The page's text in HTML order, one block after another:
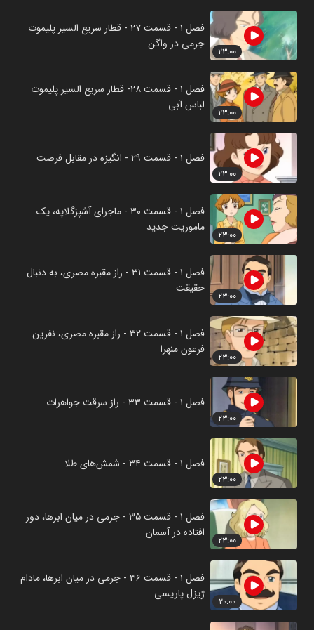
۲۳:۰۰
فصل ۱ - قسمت ۲۷ - قطار سریع السیر پلیموت
جرمی در واگن
۲۳:۰۰
فصل ۱ - قسمت ۲۸- قطار سریع السیر پلیموت
لباس آبی
۲۳:۰۰
فصل ۱ - قسمت ۲۹ - انگیزه در مقابل فرصت
۲۳:۰۰
فصل ۱ - قسمت ۳۰ - ماجرای آشپزگلاپه، یک
ماموریت جدید
۲۳:۰۰
فصل ۱ - قسمت ۳۱ - راز مقبره مصری، به دنبال
حقیقت
۲۳:۰۰
فصل ۱ - قسمت ۳۲ - راز مقبره مصری، نفرین
فرعون منهرا
۲۳:۰۰
فصل ۱ - قسمت ۳۳ - راز سرقت جواهرات
۲۳:۰۰
فصل ۱ - قسمت ۳۴ - شمش‌های طلا
۲۳:۰۰
فصل ۱ - قسمت ۳۵ - جرمی در میان ابر‌ها، دور
افتاده در آسمان
۲۰:۰۰
فصل ۱ - قسمت ۳۶ - جرمی در میان ابر‌ها، مادام
ژیزل پاریسی